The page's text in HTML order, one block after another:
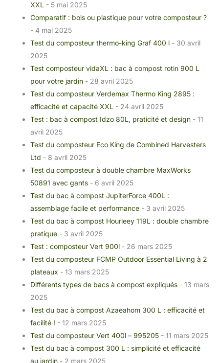
XXL - 5 mai 2025
Comparatif : bois ou plastique pour votre composteur ?
- 4 mai 2025
Test du composteur thermo-king Graf 400 l - 30 avril
2025
Test composteur vidaXL : bac à compost rotin 900 L
pour votre jardin - 28 avril 2025
Test du composteur Verdemax Thermo King 2895 :
efficacité et capacité XXL - 24 avril 2025
Test : bac à compost Idzo 80L, praticité et design - 11
avril 2025
Test du composteur Eco King de Combined Harvesters
Ltd - 8 avril 2025
Test du composteur à double chambre MaxWorks
50891 avec gants - 6 avril 2025
Test du bac à compost JupiterForce 400L :
assemblage facile et performance - 3 avril 2025
Test du bac à compost Hourleey 119L : double chambre
pratique - 3 avril 2025
Test : composteur Vert 900l - 26 mars 2025
Test du composteur FCMP Outdoor Essential Living à 2
plateaux - 13 mars 2025
Différents types de bacs à compost expliqués - 13 mars
2025
Test du bac à compost Azaeahom 300 L : efficacité et
facilité ! - 12 mars 2025
Test du composteur Vert 400l – 995205 - 11 mars 2025
Test du bac à compost 300 L : simplicité et efficacité
au jardin - 2 mars 2025